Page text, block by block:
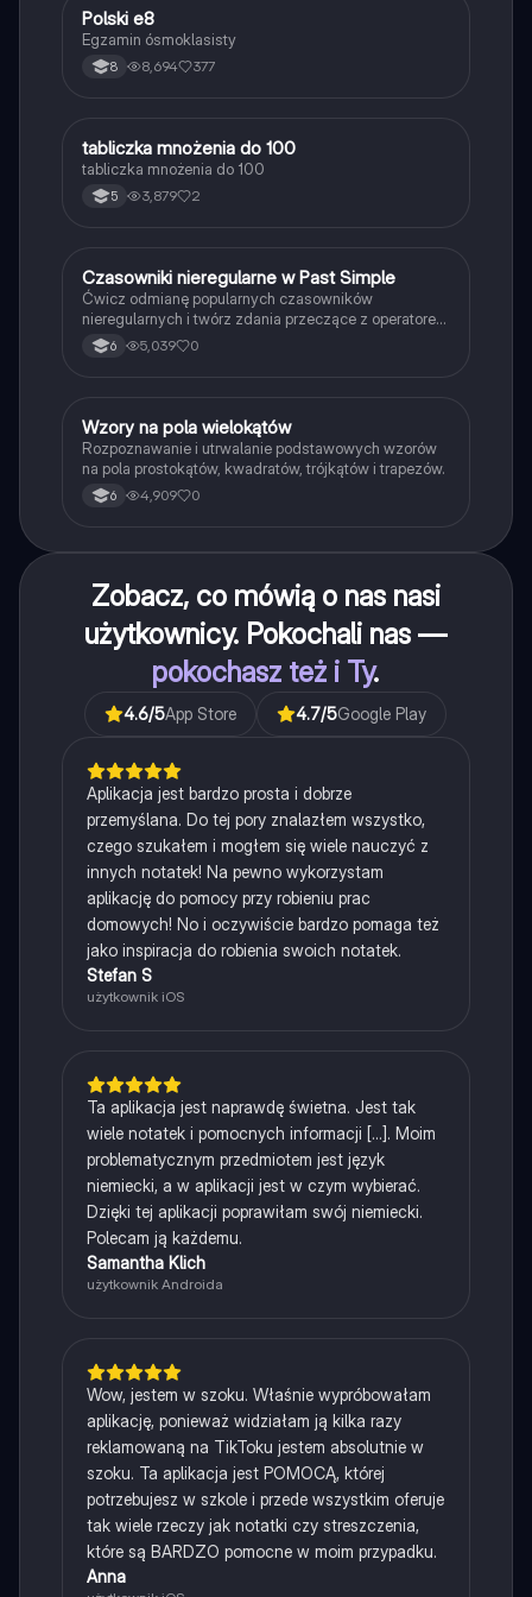
Język polski
Polski e8
Egzamin ósmoklasisty
8 8,694 377
TMatematyka
tabliczka mnożenia do 100
tabliczka mnożenia do 100
5 3,879 2
CJęzyk angielski
Czasowniki nieregularne w Past Simple
Ćwicz odmianę popularnych czasowników
nieregularnych i twórz zdania przeczące z operatorem
didn't w czasie Past Simple.
6 5,039 0
WMatematyka
Wzory na pola wielokątów
Rozpoznawanie i utrwalanie podstawowych wzorów
na pola prostokątów, kwadratów, trójkątów i trapezów.
6 4,909 0
Zobacz, co mówią o nas nasi
użytkownicy. Pokochali nas —
pokochasz też i Ty.
4.6/5App Store 4.7/5Google Play
Aplikacja jest bardzo prosta i dobrze
przemyślana. Do tej pory znalazłem wszystko,
czego szukałem i mogłem się wiele nauczyć z
innych notatek! Na pewno wykorzystam
aplikację do pomocy przy robieniu prac
domowych! No i oczywiście bardzo pomaga też
jako inspiracja do robienia swoich notatek.
Stefan S
użytkownik iOS
Ta aplikacja jest naprawdę świetna. Jest tak
wiele notatek i pomocnych informacji [...]. Moim
problematycznym przedmiotem jest język
niemiecki, a w aplikacji jest w czym wybierać.
Dzięki tej aplikacji poprawiłam swój niemiecki.
Polecam ją każdemu.
Samantha Klich
użytkownik Androida
Wow, jestem w szoku. Właśnie wypróbowałam
aplikację, ponieważ widziałam ją kilka razy
reklamowaną na TikToku jestem absolutnie w
szoku. Ta aplikacja jest POMOCĄ, której
potrzebujesz w szkole i przede wszystkim oferuje
tak wiele rzeczy jak notatki czy streszczenia,
które są BARDZO pomocne w moim przypadku.
Anna